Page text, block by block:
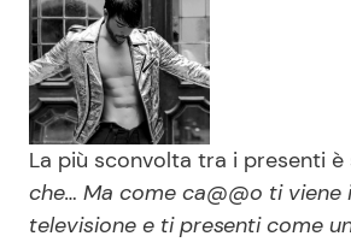
La più sconvolta tra i presenti è
che… Ma come ca@@o ti
televisione e ti presenti come